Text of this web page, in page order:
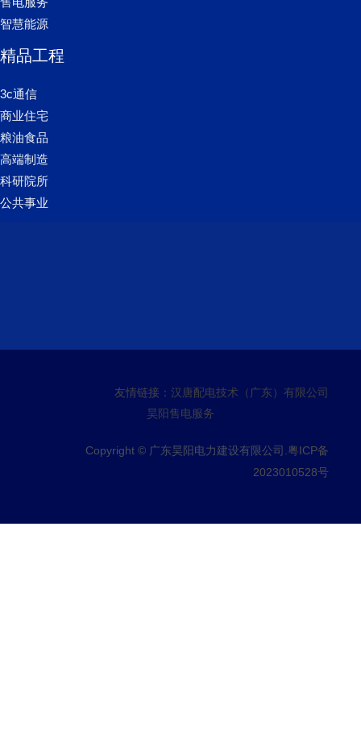
智慧能源
精品工程
3c通信
商业住宅
粮油食品
高端制造
科研院所
公共事业
友情链接： 汉唐配电技术（广东）有限公司
昊阳售电服务
Copyright © 广东昊阳电力建设有限公司. 粤ICP备
2023010528号